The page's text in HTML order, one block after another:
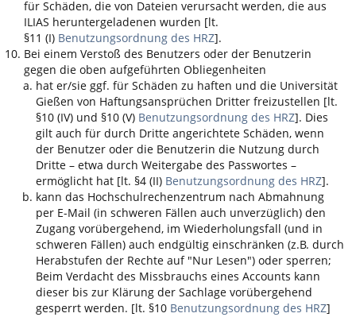
für Schäden, die von Dateien verursacht werden, die aus
ILIAS heruntergeladenen wurden [lt.
§11 (I) Benutzungsordnung des HRZ].
Bei einem Verstoß des Benutzers oder der Benutzerin
gegen die oben aufgeführten Obliegenheiten
hat er/sie ggf. für Schäden zu haften und die Universität
Gießen von Haftungsansprüchen Dritter freizustellen [lt.
§10 (IV) und §10 (V) Benutzungsordnung des HRZ]. Dies
gilt auch für durch Dritte angerichtete Schäden, wenn
der Benutzer oder die Benutzerin die Nutzung durch
Dritte – etwa durch Weitergabe des Passwortes –
ermöglicht hat [lt. §4 (II) Benutzungsordnung des HRZ].
kann das Hochschulrechenzentrum nach Abmahnung
per E-Mail (in schweren Fällen auch unverzüglich) den
Zugang vorübergehend, im Wiederholungsfall (und in
schweren Fällen) auch endgültig einschränken (z.B. durch
Herabstufen der Rechte auf "Nur Lesen") oder sperren;
Beim Verdacht des Missbrauchs eines Accounts kann
dieser bis zur Klärung der Sachlage vorübergehend
gesperrt werden. [lt. §10 Benutzungsordnung des HRZ]